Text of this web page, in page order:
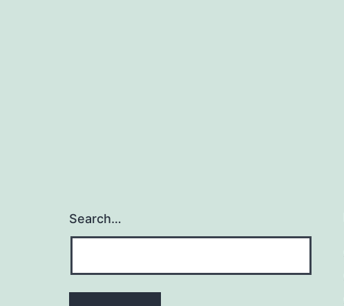
Search…